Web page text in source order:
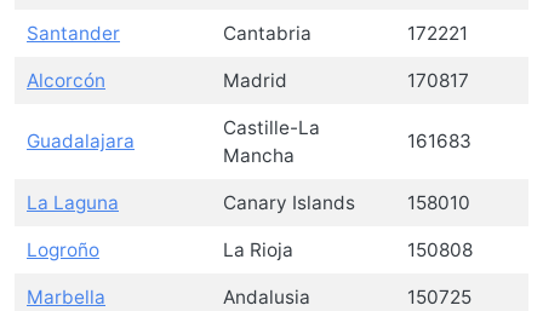
Santander Cantabria 172221
Alcorcón Madrid 170817
Guadalajara
Castille-La
Mancha
161683
La Laguna Canary Islands 158010
Logroño La Rioja 150808
Marbella Andalusia 150725